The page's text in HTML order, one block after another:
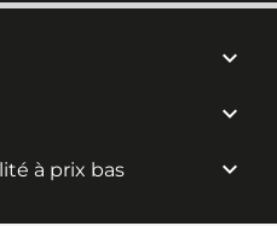


à prix bas 